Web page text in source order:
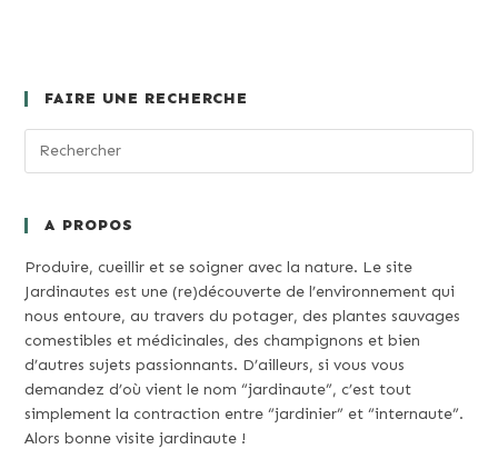
FAIRE UNE RECHERCHE
A PROPOS
Produire, cueillir et se soigner avec la nature. Le site
Jardinautes est une (re)découverte de l’environnement qui
nous entoure, au travers du potager, des plantes sauvages
comestibles et médicinales, des champignons et bien
d’autres sujets passionnants. D’ailleurs, si vous vous
demandez d’où vient le nom “jardinaute”, c’est tout
simplement la contraction entre “jardinier” et “internaute”.
Alors bonne visite jardinaute !